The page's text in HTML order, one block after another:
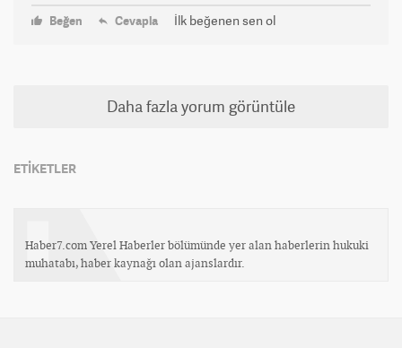
Beğen Cevapla İlk beğenen sen ol
Daha fazla yorum görüntüle
ETİKETLER
Haber7.com Yerel Haberler bölümünde yer alan haberlerin hukuki
muhatabı, haber kaynağı olan ajanslardır.